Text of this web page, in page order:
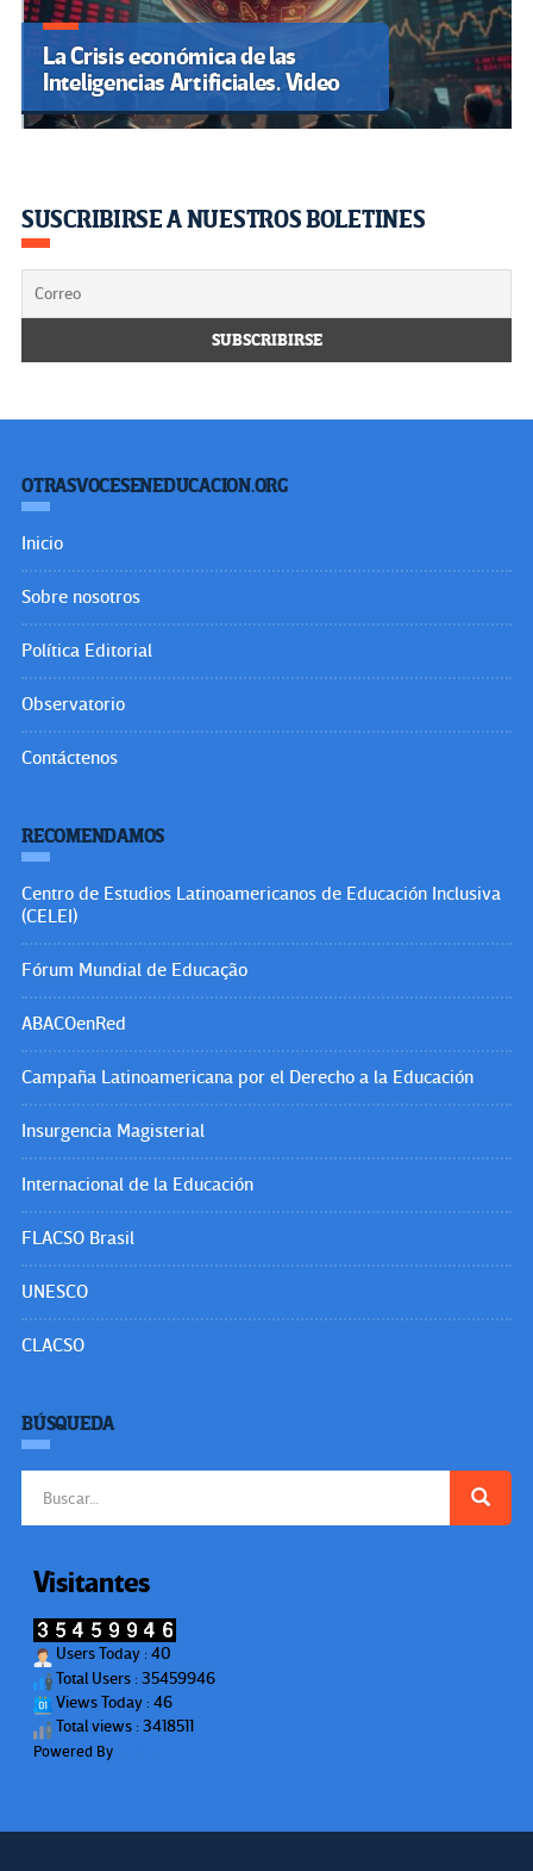
La Crisis económica de las
Inteligencias Artificiales. Video
SUSCRIBIRSE A NUESTROS BOLETINES
OTRASVOCESENEDUCACION.ORG
Inicio
Sobre nosotros
Política Editorial
Observatorio
Contáctenos
RECOMENDAMOS
Centro de Estudios Latinoamericanos de Educación Inclusiva
(CELEI)
Fórum Mundial de Educação
ABACOenRed
Campaña Latinoamericana por el Derecho a la Educación
Insurgencia Magisterial
Internacional de la Educación
FLACSO Brasil
UNESCO
CLACSO
BÚSQUEDA
Visitantes
Users Today : 40
Total Users : 35459946
Views Today : 46
Total views : 3418511
Powered By